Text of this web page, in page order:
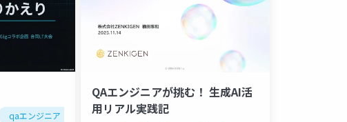
qaエンジニア
QAエンジニアが挑む！ 生成AI活
用リアル実践記